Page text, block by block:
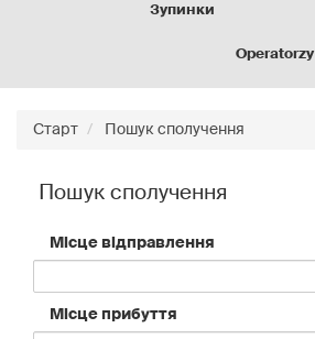
Зупинки
Operatorzy
Старт Пошук сполучення
Пошук сполучення
Місце відправлення
Місце прибуття